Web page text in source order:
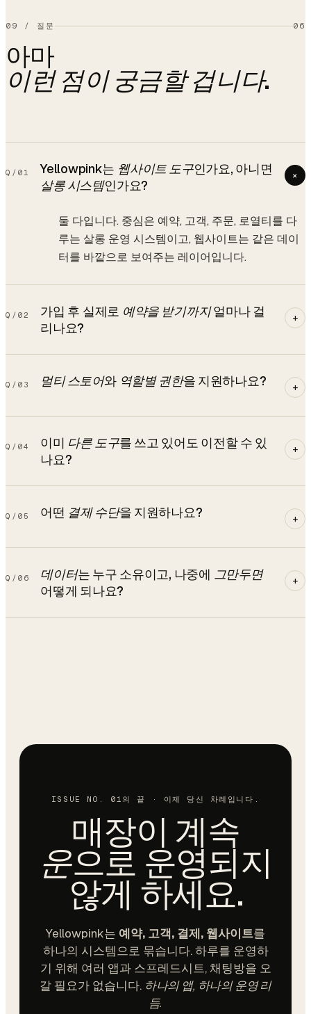
09 / 질문 06
아마
이런 점이 궁금할 겁니다.
Q/ 01 Yellowpink는 웹사이트 도구인가요, 아니면
살롱 시스템인가요?
+
둘 다입니다. 중심은 예약, 고객, 주문, 로열티를 다
루는 살롱 운영 시스템이고, 웹사이트는 같은 데이
터를 바깥으로 보여주는 레이어입니다.
Q/ 02 가입 후 실제로 예약을 받기까지얼마나 걸
리나요?
+
Q/ 03 멀티 스토어와 역할별 권한을 지원하나요? +
Q/ 04 이미 다른 도구를 쓰고 있어도 이전할 수 있
나요?
+
Q/ 05 어떤 결제 수단을 지원하나요? +
Q/ 06 데이터는 누구 소유이고, 나중에 그만두면
어떻게 되나요?
+
ISSUE NO. 01의 끝 · 이제 당신 차례입니다.
매장이 계속
운으로 운영되지
않게 하세요.
Yellowpink는 예약, 고객, 결제, 웹사이트를
하나의 시스템으로 묶습니다. 하루를 운영하
기 위해 여러 앱과 스프레드시트, 채팅방을 오
갈 필요가 없습니다. 하나의 앱, 하나의 운영 리
듬.